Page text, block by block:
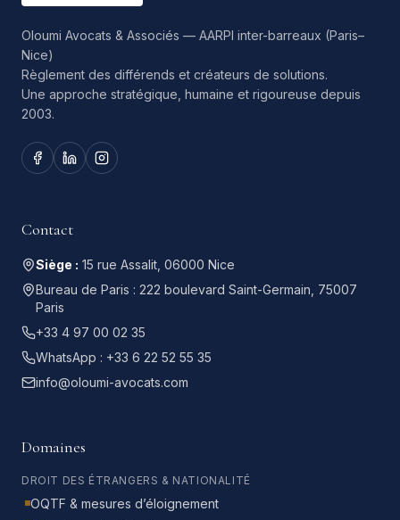
Oloumi Avocats & Associés — AARPI inter-barreaux (Paris–
Nice)
Règlement des différends et créateurs de solutions.
Une approche stratégique, humaine et rigoureuse depuis
2003.
Contact
Siège : 15 rue Assalit, 06000 Nice
Bureau de Paris : 222 boulevard Saint-Germain, 75007
Paris
+33 4 97 00 02 35
WhatsApp : +33 6 22 52 55 35
info@oloumi-avocats.com
Domaines
DROIT DES ÉTRANGERS & NATIONALITÉ
OQTF & mesures d’éloignement